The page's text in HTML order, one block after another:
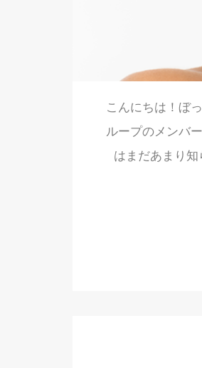
こんにちは！ぼ
ループのメンバ
はまだあまり知